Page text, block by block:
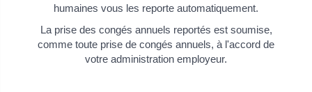
humaines vous les reporte automatiquement.
La prise des congés annuels reportés est soumise,
comme toute prise de congés annuels, à l'accord de
votre administration employeur.